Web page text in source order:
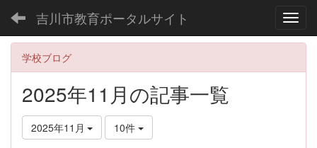
吉川市教育ポータルサイト
学校ブログ
2025年11月の記事一覧
2025年11月 10件